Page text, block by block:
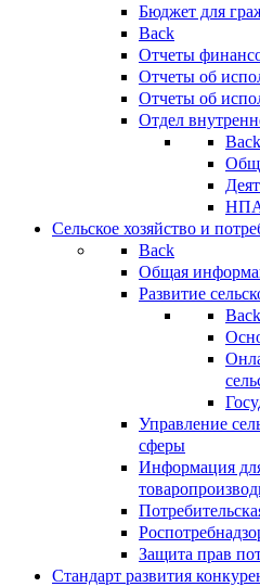
Бюджет для
Back
Отчеты
Отчеты об
Отчеты об
Отдел
Back
Сельское хозяйство и
Back
Общая
Развитие
Back
Управление
сферы
Информация
Защита прав
Стандарт развития